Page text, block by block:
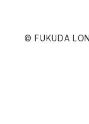
© FUKUDA